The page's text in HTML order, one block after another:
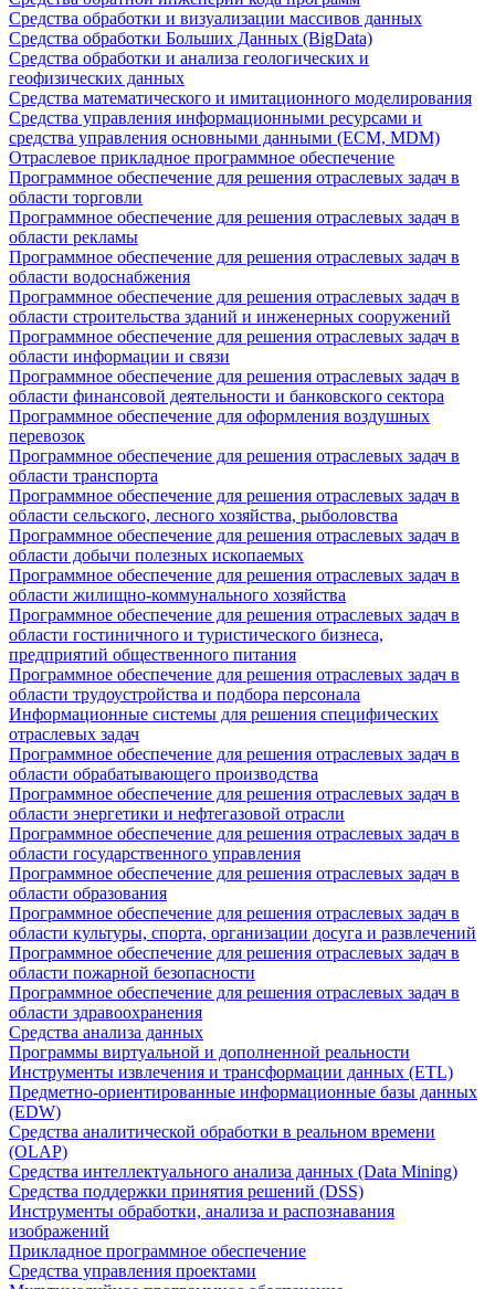
Средства обработки и визуализации массивов данных
Средства обработки Больших Данных (BigData)
Средства обработки и анализа геологических и
геофизических данных
Средства математического и имитационного моделирования
Средства управления информационными ресурсами и
средства управления основными данными (ECM, MDM)
Отраслевое прикладное программное обеспечение
Программное обеспечение для решения отраслевых задач в
области торговли
Программное обеспечение для решения отраслевых задач в
области рекламы
Программное обеспечение для решения отраслевых задач в
области водоснабжения
Программное обеспечение для решения отраслевых задач в
области строительства зданий и инженерных сооружений
Программное обеспечение для решения отраслевых задач в
области информации и связи
Программное обеспечение для решения отраслевых задач в
области финансовой деятельности и банковского сектора
Программное обеспечение для оформления воздушных
перевозок
Программное обеспечение для решения отраслевых задач в
области транспорта
Программное обеспечение для решения отраслевых задач в
области сельского, лесного хозяйства, рыболовства
Программное обеспечение для решения отраслевых задач в
области добычи полезных ископаемых
Программное обеспечение для решения отраслевых задач в
области жилищно-коммунального хозяйства
Программное обеспечение для решения отраслевых задач в
области гостиничного и туристического бизнеса,
предприятий общественного питания
Программное обеспечение для решения отраслевых задач в
области трудоустройства и подбора персонала
Информационные системы для решения специфических
отраслевых задач
Программное обеспечение для решения отраслевых задач в
области обрабатывающего производства
Программное обеспечение для решения отраслевых задач в
области энергетики и нефтегазовой отрасли
Программное обеспечение для решения отраслевых задач в
области государственного управления
Программное обеспечение для решения отраслевых задач в
области образования
Программное обеспечение для решения отраслевых задач в
области культуры, спорта, организации досуга и развлечений
Программное обеспечение для решения отраслевых задач в
области пожарной безопасности
Программное обеспечение для решения отраслевых задач в
области здравоохранения
Средства анализа данных
Программы виртуальной и дополненной реальности
Инструменты извлечения и трансформации данных (ETL)
Предметно-ориентированные информационные базы данных
(EDW)
Средства аналитической обработки в реальном времени
(OLAP)
Средства интеллектуального анализа данных (Data Mining)
Средства поддержки принятия решений (DSS)
Инструменты обработки, анализа и распознавания
изображений
Прикладное программное обеспечение
Средства управления проектами